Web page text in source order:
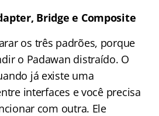
Bridge e Composite
os três padrões, porque
o Padawan distraído. O
já existe uma
interfaces e você precisa
com outra. Ele